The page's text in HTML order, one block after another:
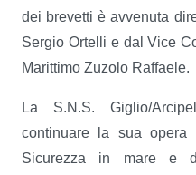
dei brevetti è avvenuta
Sergio Ortelli e dal Vice
Marittimo Zuzolo Raffaele.
La S.N.S. Giglio/
continuare la sua opera
Sicurezza in mare e